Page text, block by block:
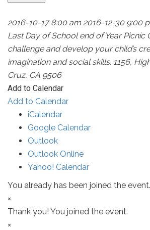
2016-10-17 8:00 am 2016-12-30 9:00
Last Day of School end of Year Picnic
challenge and develop your child’s
imagination and social skills. 1156,
Cruz, CA 9506
Add to Calendar
Add to Calendar
iCalendar
Google Calendar
Outlook
Outlook Online
Yahoo! Calendar
You already has been joined the event.
×
Thank you! You joined the event.
×